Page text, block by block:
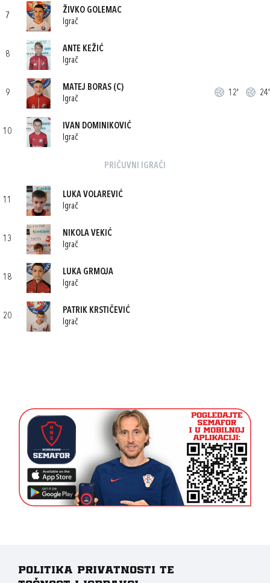
7
ŽIVKO GOLEMAC
Igrač
8
ANTE KEŽIĆ
Igrač
9
MATEJ BORAS (C)
Igrač
12' 24'
10
IVAN DOMINIKOVIĆ
Igrač
PRIČUVNI IGRAČI
11
LUKA VOLAREVIĆ
Igrač
13
NIKOLA VEKIĆ
Igrač
18
LUKA GRMOJA
Igrač
20
PATRIK KRSTIČEVIĆ
Igrač
Politika privatnosti te